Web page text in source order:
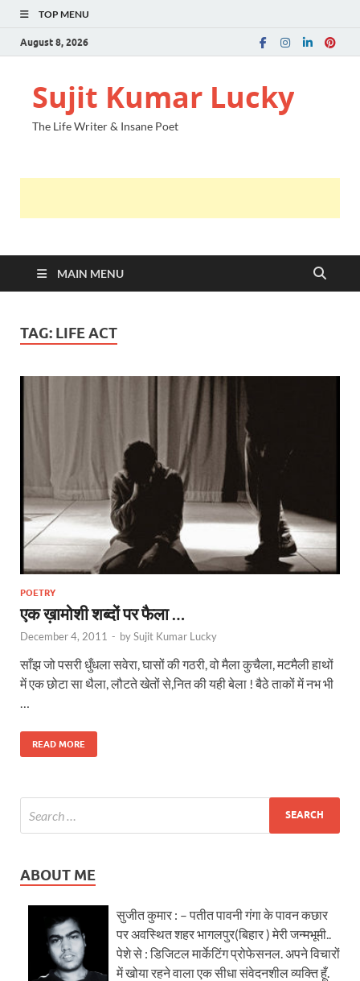
TOP MENU
August 8, 2026
Sujit Kumar Lucky
The Life Writer & Insane Poet
MAIN MENU
TAG: LIFE ACT
POETRY
एक ख़ामोशी शब्दों पर फैला …
December 4, 2011 - bySujit Kumar Lucky
साँझ जो पसरी धुँधला सवेरा, घासों की गठरी, वो मैला कुचैला, मटमैली हाथों
में एक छोटा सा थैला, लौटते खेतों से,नित की यही बेला ! बैठे ताकों में नभ भी
READ MORE
ABOUT ME
सुजीत कुमार : – पतीत पावनी गंगा के पावन कछार
पर अवस्थित शहर भागलपुर(बिहार ) मेरी जन्मभूमी..
पेशे से : डिजिटल मार्केटिंग प्रोफेसनल. अपने विचारों
में खोया रहने वाला एक सीधा संवेदनशील व्यक्ति हूँ.